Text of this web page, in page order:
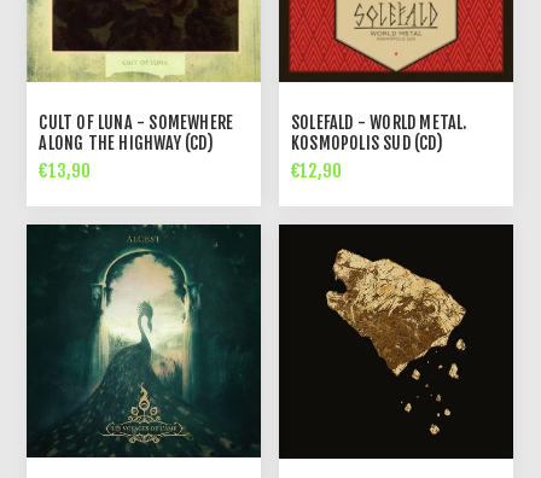
CULT OF LUNA - SOMEWHERE
ALONG THE HIGHWAY (CD)
€13,90
SOLEFALD - WORLD METAL.
KOSMOPOLIS SUD (CD)
€12,90